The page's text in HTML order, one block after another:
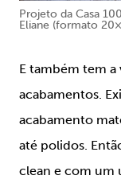
Projeto da Casa
Eliane (formato
E também tem a
acabamentos.
acabamento
até polidos.
clean e com um